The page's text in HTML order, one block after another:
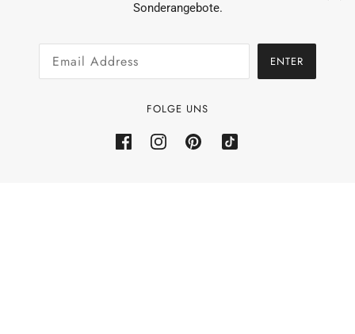
AGB´s
Zahlungsarten & Versand
Rückerstattungsrichtlinie
Sonderangebote.
ENTER
FOLGE UNS